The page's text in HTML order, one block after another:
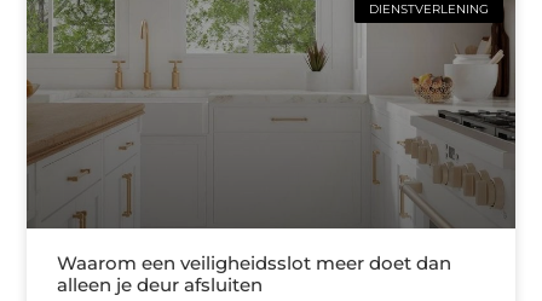
DIENSTVERLENING
Waarom een veiligheidsslot meer doet dan
alleen je deur afsluiten